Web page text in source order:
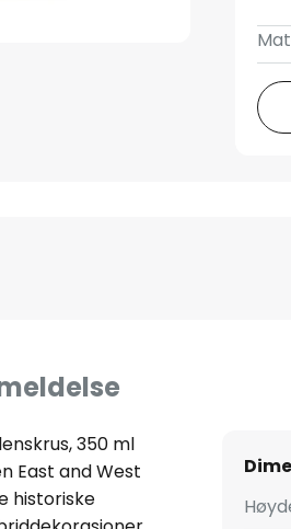
350 ml
East and West
historiske